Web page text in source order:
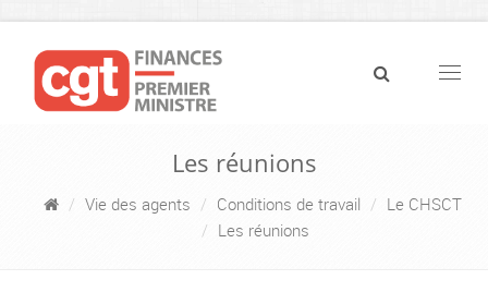
Les réunions
Vie des agents Conditions de travail
Le CHSCT
Les réunions